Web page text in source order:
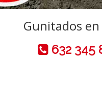
Gunitados
632 345